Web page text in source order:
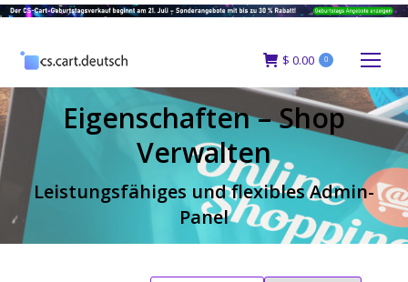
$ 0.00 0
Eigenschaften – Shop
Verwalten
Leistungsfähiges und flexibles Admin-
Panel